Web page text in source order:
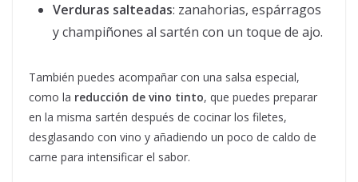
Verduras salteadas: zanahorias, espárragos
y champiñones al sartén con un toque de ajo.
También puedes acompañar con una salsa especial,
como la reducción de vino tinto, que puedes preparar
en la misma sartén después de cocinar los filetes,
desglasando con vino y añadiendo un poco de caldo de
carne para intensificar el sabor.